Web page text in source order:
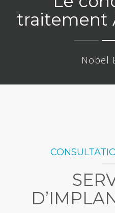
traitement
Nobel